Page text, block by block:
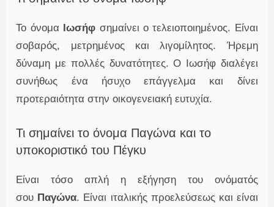
Το όνομα Ιωσήφ σημαίνει ο τελειοποιημένος. Είναι
σοβαρός, μετρημένος και λιγομίλητος. Ήρεμη
δύναμη με πολλές δυνατότητες. Ο Ιωσήφ διαλέγει
συνήθως ένα ήσυχο επάγγελμα και δίνει
προτεραιότητα στην οικογενειακή ευτυχία.
Τι σημαίνει το όνομα Παγώνα και το
υποκοριστικό του Πέγκυ
Είναι τόσο απλή η εξήγηση του ονόματός
σου Παγώνα. Είναι ιταλικής προελεύσεως και είναι